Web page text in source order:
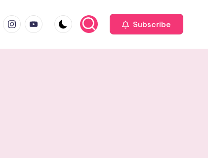
instagram.com
youtube.com Subscribe